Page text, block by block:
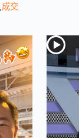
成交